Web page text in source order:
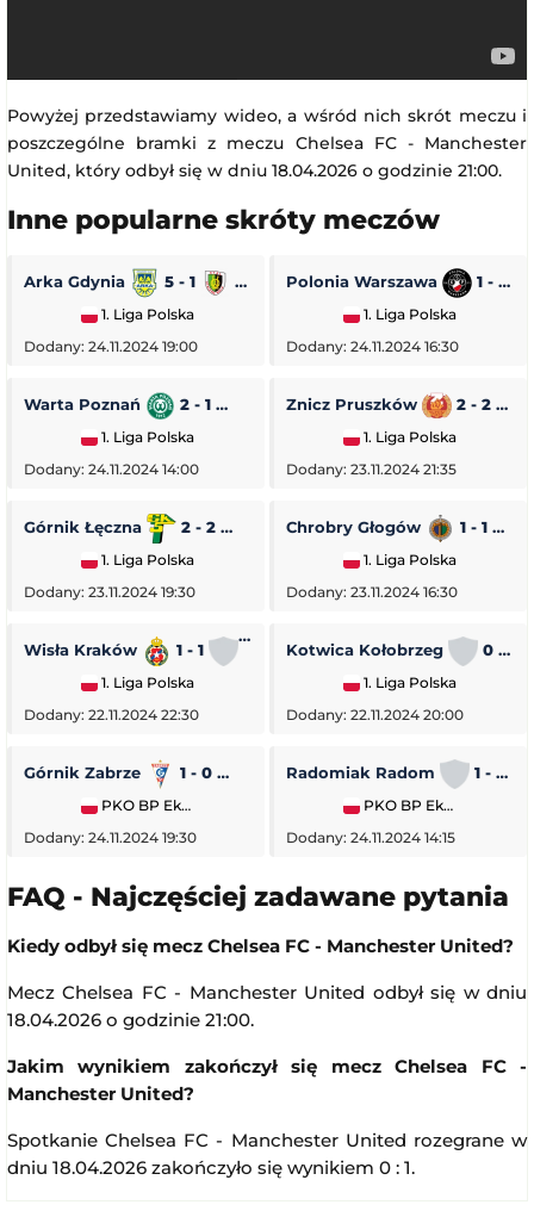
Powyżej przedstawiamy wideo, a wśród nich skrót meczu i
poszczególne bramki z meczu Chelsea FC - Manchester
United, który odbył się w dniu 18.04.2026 o godzinie 21:00.
Inne popularne skróty meczów
Arka Gdynia 5 - 1
1. Liga Polska
Dodany: 24.11.2024 19:00
Polonia Warszawa 1 - 0
1. Liga Polska
Dodany: 24.11.2024 16:30
Warta Poznań 2 - 1 Pogoń Siedlce
1. Liga Polska
Dodany: 24.11.2024 14:00
Znicz Pruszków 2 - 2
1. Liga Polska
Dodany: 23.11.2024 21:35
Górnik Łęczna 2 - 2 GKS Tychy
1. Liga Polska
Dodany: 23.11.2024 19:30
Chrobry Głogów 1 - 1
1. Liga Polska
Dodany: 23.11.2024 16:30
Wisła Kraków 1 - 1 Stal Rzeszów
1. Liga Polska
Dodany: 22.11.2024 22:30
Kotwica Kołobrzeg 0 - 5
1. Liga Polska
Dodany: 22.11.2024 20:00
Górnik Zabrze 1 - 0 Piast Gliwice
PKO BP Ekstraklasa
Dodany: 24.11.2024 19:30
Radomiak Radom 1 - 2
PKO BP Ekstraklasa
Dodany: 24.11.2024 14:15
FAQ - Najczęściej zadawane pytania
Kiedy odbył się mecz Chelsea FC - Manchester United?
Mecz Chelsea FC - Manchester United odbył się w dniu
18.04.2026 o godzinie 21:00.
Jakim wynikiem zakończył się mecz Chelsea FC -
Manchester United?
Spotkanie Chelsea FC - Manchester United rozegrane w
dniu 18.04.2026 zakończyło się wynikiem 0 : 1.